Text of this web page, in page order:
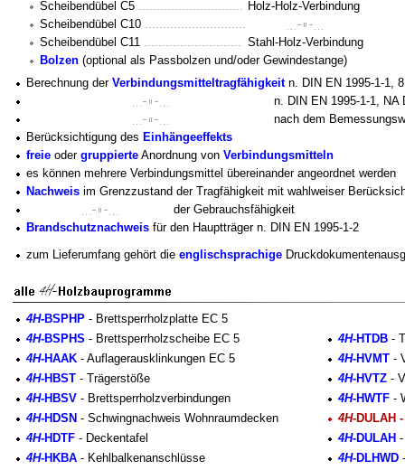
Scheibendübel C5 ............................. Holz-Holz-Verbindung
Scheibendübel C10 ............................
Scheibendübel C11 ........................... Stahl-Holz-Verbindung
Bolzen (optional als Passbolzen und/oder Gewindestange)
Berechnung der Verbindungsmitteltragfähigkeitn. DIN EN 1995-1-1,
n. DIN EN 1995-1-1, NA
nach dem
Berücksichtigung des Einhängeeffekts
freie oder gruppierte Anordnung von Verbindungsmitteln
es können mehrere Verbindungsmittel übereinander angeordnet werden
Nachweis im Grenzzustand der Tragfähigkeit mit wahlweiser
der Gebrauchsfähigkeit
Brandschutznachweis für den Hauptträger n. DIN EN 1995-1-2
zum Lieferumfang gehört die englischsprachige
4H-BSPHP - Brettsperrholzplatte EC 5
4H-BSPHS - Brettsperrholzscheibe EC 5 4H-HTDB -
4H-HAAK - Auflagerausklinkungen EC 5 4H-HVMT -
4H-HBST - Trägerstöße 4H-HVTZ -
4H-HBSV - Brettsperrholzverbindungen 4H-HWTF -
4H-HDSN - Schwingnachweis Wohnraumdecken 4H-DULAH
4H-HDTF - Deckentafel 4H-DULAH
4H-HKBA - Kehlbalkenanschlüsse 4H-DLHWD